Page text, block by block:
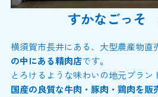
すかなごっそ
横須賀市長井にある、大型農産物直
の中にある精肉店です。
とろけるような味わいの地元ブラン
国産の良質な牛肉・豚肉・鶏肉を販